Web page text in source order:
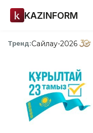
KAZINFORM
Тренд:Сайлау-2026